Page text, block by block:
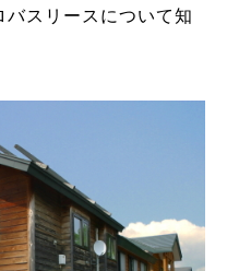
バスリースについて知